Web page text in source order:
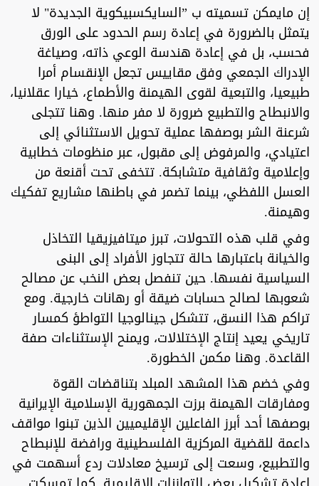
إن مايمكن تسميته ب ”السايكسبيكوية الجديدة" لا
يتمثل بالضرورة في إعادة رسم الحدود على الورق
فحسب، بل في إعادة هندسة الوعي ذاته، وصياغة
الإدراك الجمعي وفق مقاييس تجعل الإنقسام أمرا
طبيعيا، والتبعية لقوى الهيمنة والأطماع، خيارا عقلانيا،
والانبطاح والتطبيع ضرورة لا مفر منها. وهنا تتجلى
شرعنة الشر بوصفها عملية تحويل الاستثنائي إلى
اعتيادي، والمرفوض إلى مقبول، عبر منظومات خطابية
وإعلامية وثقافية متشابكة. تتخفى تحت أقنعة من
العسل اللفظي، بينما تضمر في باطنها مشاريع تفكيك
وهيمنة.
وفي قلب هذه التحولات، تبرز ميتافيزيقيا التخاذل
والخيانة باعتبارها حالة تتجاوز الأفراد إلى البنى
السياسية نفسها. حين تنفصل بعض النخب عن مصالح
شعوبها لصالح حسابات ضيقة أو رهانات خارجية. ومع
تراكم هذا النسق، تتشكل جينالوجيا التواطؤ كمسار
تاريخي يعيد إنتاج الإختلالات، ويمنح الإستثناءات صفة
القاعدة. وهنا مكمن الخطورة.
وفي خضم هذا المشهد المبلد بتناقضات القوة
ومفارقات الهيمنة برزت الجمهورية الإسلامية الإيرانية
بوصفها أحد أبرز الفاعلين الإقليميين الذين تبنوا مواقف
داعمة للقضية المركزية الفلسطينية ورافضة للإنبطاح
والتطبيع، وسعت إلى ترسيخ معادلات ردع أسهمت في